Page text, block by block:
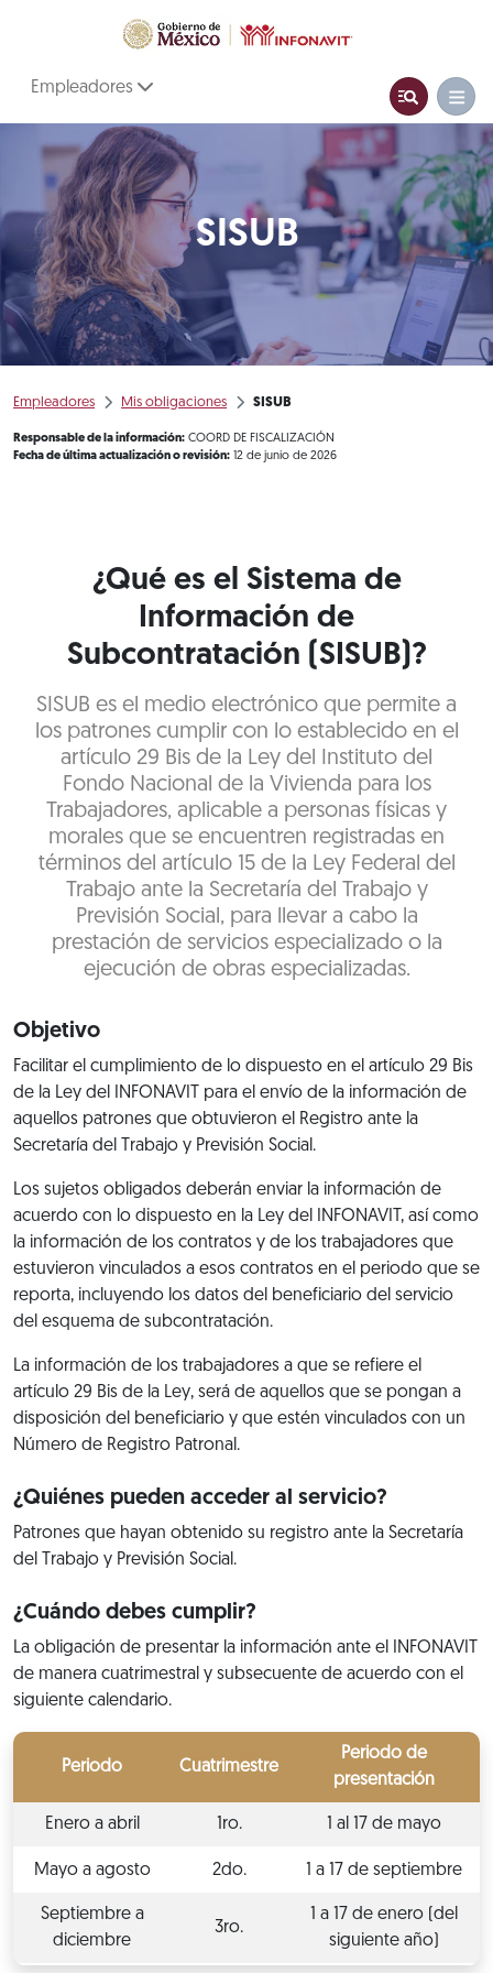
Empleadores
SISUB
Empleadores Mis obligaciones SISUB
Responsable de la información: COORD DE FISCALIZACIÓN
Fecha de última actualización o revisión: 12 de junio de 2026
¿Qué es el Sistema de
Información de
Subcontratación (SISUB)?
SISUB es el medio electrónico que permite a
los patrones cumplir con lo establecido en el
artículo 29 Bis de la Ley del Instituto del
Fondo Nacional de la Vivienda para los
Trabajadores, aplicable a personas físicas y
morales que se encuentren registradas en
términos del artículo 15 de la Ley Federal del
Trabajo ante la Secretaría del Trabajo y
Previsión Social, para llevar a cabo la
prestación de servicios especializado o la
ejecución de obras especializadas.
Objetivo
Facilitar el cumplimiento de lo dispuesto en el artículo 29 Bis
de la Ley del INFONAVIT para el envío de la información de
aquellos patrones que obtuvieron el Registro ante la
Secretaría del Trabajo y Previsión Social.
Los sujetos obligados deberán enviar la información de
acuerdo con lo dispuesto en la Ley del INFONAVIT, así como
la información de los contratos y de los trabajadores que
estuvieron vinculados a esos contratos en el periodo que se
reporta, incluyendo los datos del beneficiario del servicio
del esquema de subcontratación.
La información de los trabajadores a que se refiere el
artículo 29 Bis de la Ley, será de aquellos que se pongan a
disposición del beneficiario y que estén vinculados con un
Número de Registro Patronal.
¿Quiénes pueden acceder al servicio?
Patrones que hayan obtenido su registro ante la Secretaría
del Trabajo y Previsión Social.
¿Cuándo debes cumplir?
La obligación de presentar la información ante el INFONAVIT
de manera cuatrimestral y subsecuente de acuerdo con el
siguiente calendario.
Periodo Cuatrimestre
Periodo de
presentación
Enero a abril 1ro. 1 al 17 de mayo
Mayo a agosto 2do. 1 a 17 de septiembre
Septiembre a
diciembre
3ro.
1 a 17 de enero (del
siguiente año)